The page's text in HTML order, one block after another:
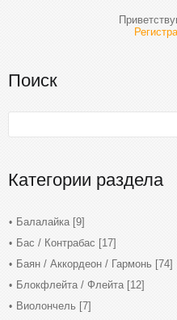
Поиск
Категории раздела
Балалайка [9]
Бас / Контрабас [17]
Баян / Аккордеон / Гармонь [74]
Блокфлейта / Флейта [12]
Виолончель [7]